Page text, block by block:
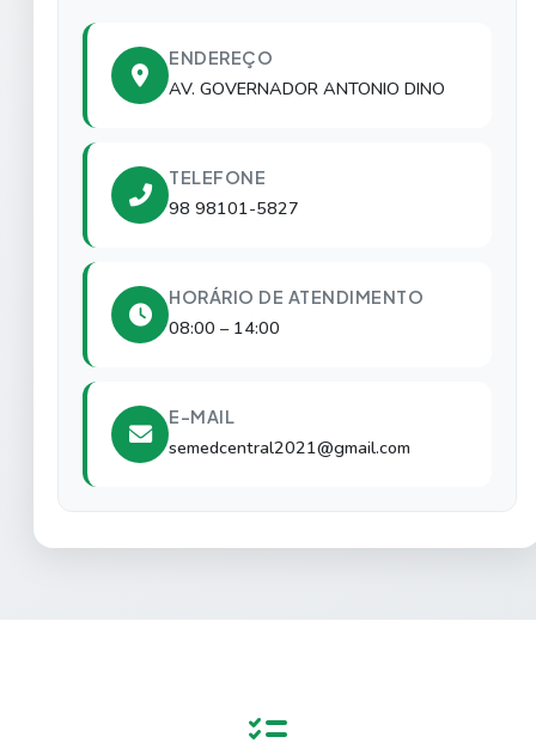
ENDEREÇO
AV. GOVERNADOR ANTONIO DINO
TELEFONE
98 98101-5827
HORÁRIO DE ATENDIMENTO
08:00 – 14:00
E-MAIL
semedcentral2021@gmail.com